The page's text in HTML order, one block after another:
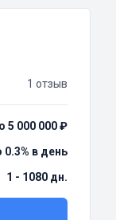
1 отзыв
5 000 000 ₽
0.3% в день
1 - 1080 дн.